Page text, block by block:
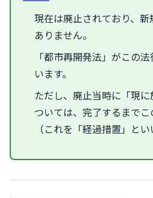
現在は廃止されており、
ありません。
「都市再開発法」がこの
います。
ただし、廃止当時に「現
ついては、完了するまで
（これを「経過措置」とい